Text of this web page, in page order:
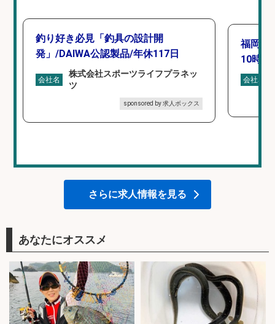
釣り好き必見「釣具の設計開
発」/DAIWA公認製品/年休117日
会社名
株式会社スポーツライフプラネッ
ツ
sponsored by 求人ボックス
福岡「
10時間
会社名
さらに求人情報を見る
あなたにオススメ